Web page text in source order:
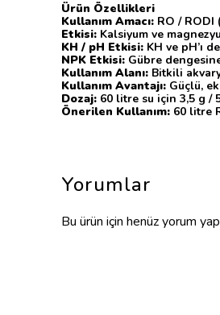
Ürün Özellikleri
Kullanım Amacı: RO / RODI
Etkisi: Kalsiyum ve
KH / pH Etkisi: KH ve pH’ı
NPK Etkisi: Gübre
Kullanım Alanı: Bitkili
Kullanım Avantajı: Güçlü,
Dozaj: 60 litre su için 3,5 g /
Önerilen Kullanım: 60 litre
Yorumlar
Bu ürün için henüz yorum